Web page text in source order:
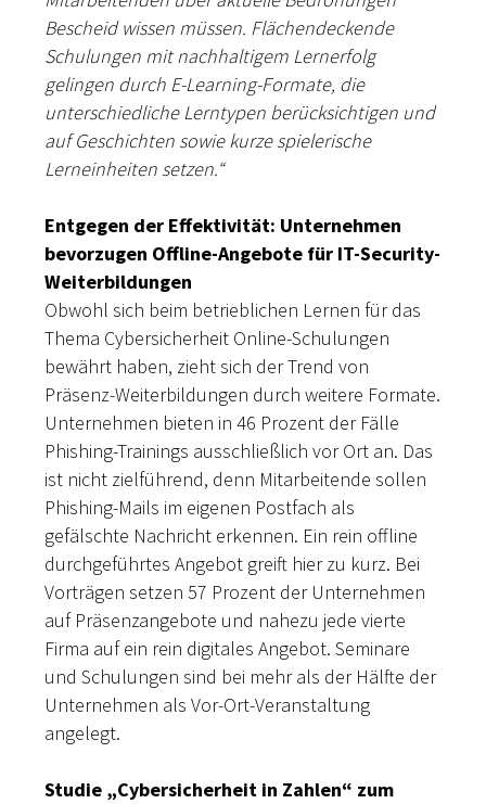
Bescheid wissen müssen. Flächendeckende
Schulungen mit nachhaltigem Lernerfolg
gelingen durch E-Learning-Formate, die
unterschiedliche Lerntypen berücksichtigen und
auf Geschichten sowie kurze spielerische
Lerneinheiten setzen.“
Entgegen der Effektivität: Unternehmen
bevorzugen Offline-Angebote für IT-Security-
Weiterbildungen
Obwohl sich beim betrieblichen Lernen für das
Thema Cybersicherheit Online-Schulungen
bewährt haben, zieht sich der Trend von
Präsenz-Weiterbildungen durch weitere Formate.
Unternehmen bieten in 46 Prozent der Fälle
Phishing-Trainings ausschließlich vor Ort an. Das
ist nicht zielführend, denn Mitarbeitende sollen
Phishing-Mails im eigenen Postfach als
gefälschte Nachricht erkennen. Ein rein offline
durchgeführtes Angebot greift hier zu kurz. Bei
Vorträgen setzen 57 Prozent der Unternehmen
auf Präsenzangebote und nahezu jede vierte
Firma auf ein rein digitales Angebot. Seminare
und Schulungen sind bei mehr als der Hälfte der
Unternehmen als Vor-Ort-Veranstaltung
angelegt.
Studie „Cybersicherheit in Zahlen“ zum